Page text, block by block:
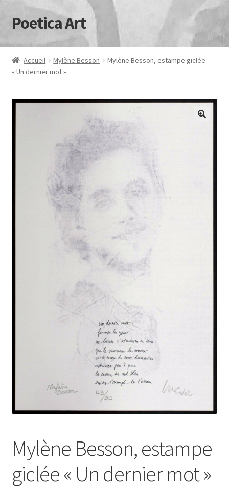
Aller
à
la
navigation
Aller
au
contenu
Poetica Art
Accueil Mylène Besson
Mylène Besson, estampe giclée
« Un dernier mot »
Mylène Besson, estampe
giclée « Un dernier mot »